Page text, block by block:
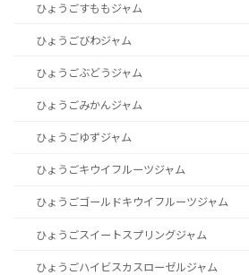
ひょうごすももジャム
ひょうごびわジャム
ひょうごぶどうジャム
ひょうごみかんジャム
ひょうごゆずジャム
ひょうごキウイフルーツジャム
ひょうごゴールドキウイフルーツジャム
ひょうごスイートスプリングジャム
ひょうごハイビスカスローゼルジャム